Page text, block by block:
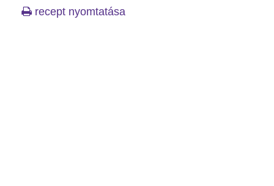
recept nyomtatása